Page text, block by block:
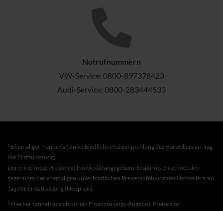
Notrufnummern
VW-Service: 0800-897378423
Audi-Service: 0800-283444533
1 Ehemaliger Neupreis (Unverbindliche Preisempfehlung des Herstellers am Tag
der Erstzulassung).
Der errechnete Preisvorteil sowie die angegebene Ersparnis errechnet sich
gegenüber der ehemaligen unverbindlichen Preisempfehlung des Herstellers am
Tag der Erstzulassung (Neupreis).
2 Hierbei handelt es sich um ein Finanzierungs-Angebot. Preise sind